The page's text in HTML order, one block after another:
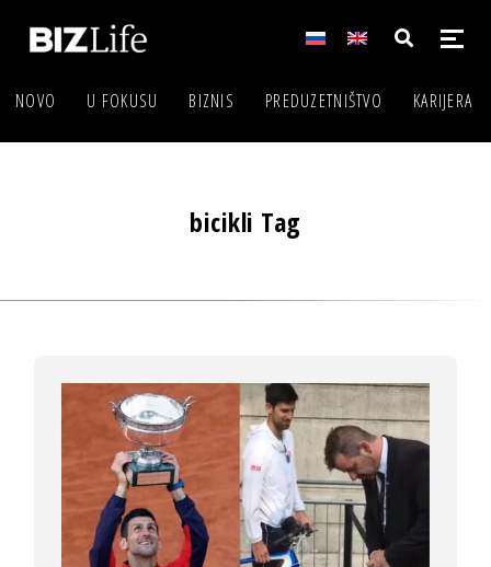
NOVO U FOKUSU BIZNIS PREDUZETNIŠTVO KARIJERA
bicikli Tag